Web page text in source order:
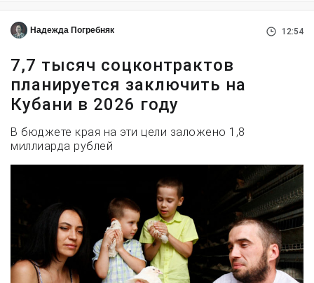
Надежда Погребняк 12:54
7,7 тысяч соцконтрактов
планируется заключить на
Кубани в 2026 году
В бюджете края на эти цели заложено 1,8
миллиарда рублей